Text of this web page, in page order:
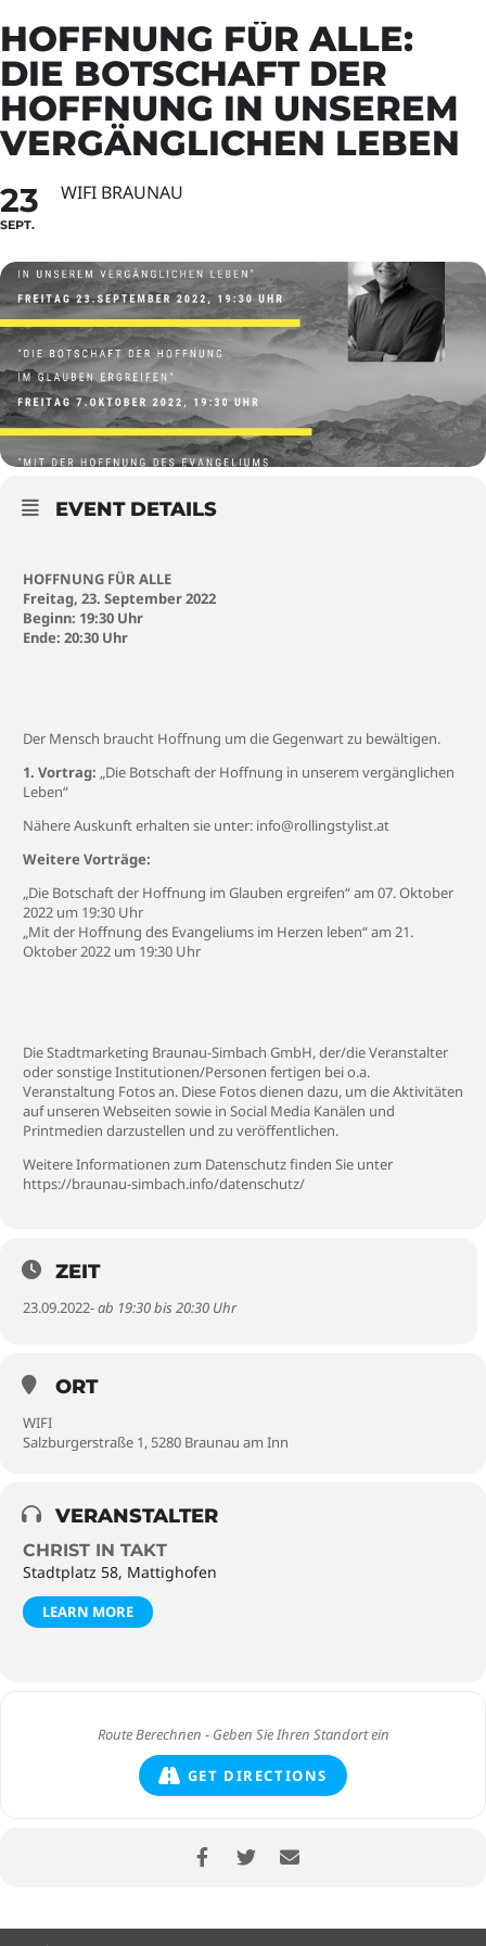
HOFFNUNG FÜR ALLE:
DIE BOTSCHAFT DER
HOFFNUNG IN UNSEREM
VERGÄNGLICHEN LEBEN
23
SEPT.
WIFI BRAUNAU
EVENT DETAILS
HOFFNUNG FÜR ALLE
Freitag, 23. September 2022
Beginn: 19:30 Uhr
Ende: 20:30 Uhr
Der Mensch braucht Hoffnung um die Gegenwart zu bewältigen.
1. Vortrag: „Die Botschaft der Hoffnung in unserem vergänglichen
Leben“
Nähere Auskunft erhalten sie unter: info@rollingstylist.at
Weitere Vorträge:
„Die Botschaft der Hoffnung im Glauben ergreifen“ am 07. Oktober
2022 um 19:30 Uhr
„Mit der Hoffnung des Evangeliums im Herzen leben“ am 21.
Oktober 2022 um 19:30 Uhr
Die Stadtmarketing Braunau-Simbach GmbH, der/die Veranstalter
oder sonstige Institutionen/Personen fertigen bei o.a.
Veranstaltung Fotos an. Diese Fotos dienen dazu, um die Aktivitäten
auf unseren Webseiten sowie in Social Media Kanälen und
Printmedien darzustellen und zu veröffentlichen.
Weitere Informationen zum Datenschutz finden Sie unter
https://braunau-simbach.info/datenschutz/
ZEIT
23.09.2022- ab 19:30 bis 20:30 Uhr
ORT
WIFI
Salzburgerstraße 1, 5280 Braunau am Inn
VERANSTALTER
CHRIST IN TAKT
Stadtplatz 58, Mattighofen
LEARN MORE
GET DIRECTIONS